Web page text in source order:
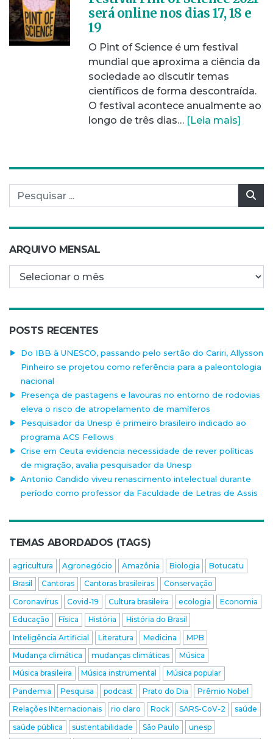
será online nos dias 17, 18 e
19
O Pint of Science é um festival
mundial que aproxima a ciência da
sociedade ao discutir temas
científicos de forma descontraída.
O festival acontece anualmente ao
longo de três dias… [Leia mais]
Pesquisar por:
ARQUIVO MENSAL
Arquivo mensal
POSTS RECENTES
Do IBB à UNESCO, passando pelo sertão do Cariri, Allysson
Pinheiro se projetou como referência para a paleontologia
nacional
Presença de pastagens e lavouras no entorno de rodovias
eleva o risco de atropelamento de mamíferos
Pesquisador da Unesp é primeiro brasileiro indicado ao
programa ACS Fellows
Crise em Ceuta evidencia necessidade de rever políticas
de migração, avalia pesquisador da Unesp
Antonio Candido viveu renascimento intelectual durante
período como professor da Faculdade de Letras de Assis
TEMAS ABORDADOS (TAGS)
agricultura Agronegócio Amazônia Biologia
Botucatu
Brasil
Cantoras Cantoras brasileiras
Conservação
Coronavírus
Covid-19 Cultura brasileira ecologia
Economia
Educação
Física História
História do Brasil
Inteligência Artificial
Literatura Medicina
MPB
Mudança climática
mudanças climáticas
Música
Música brasileira
Música instrumental
Música popular
Pandemia
Pesquisa podcast Prato do Dia
Prêmio Nobel
Relações INternacionais
rio claro Rock SARS-CoV-2
saúde
saúde pública
sustentabilidade São Paulo
unesp